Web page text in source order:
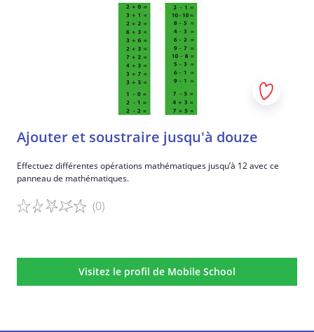
Ajouter et soustraire jusqu'à douze
Effectuez différentes opérations mathématiques jusqu’à 12 avec ce
panneau de mathématiques.
(0)
Visitez le profil de Mobile School